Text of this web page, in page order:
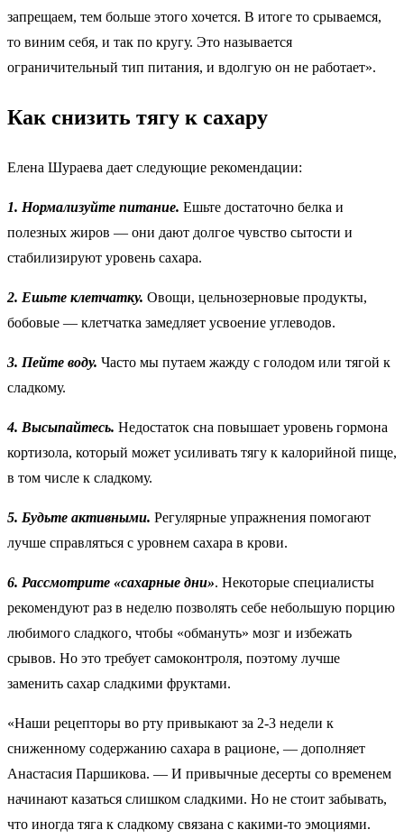
запрещаем, тем больше этого хочется. В итоге то срываемся,
то виним себя, и так по кругу. Это называется
ограничительный тип питания, и вдолгую он не работает».
Как снизить тягу к сахару
Елена Шураева дает следующие рекомендации:
1. Нормализуйте питание. Ешьте достаточно белка и
полезных жиров — они дают долгое чувство сытости и
стабилизируют уровень сахара.
2. Ешьте клетчатку. Овощи, цельнозерновые продукты,
бобовые — клетчатка замедляет усвоение углеводов.
3. Пейте воду. Часто мы путаем жажду с голодом или тягой к
сладкому.
4. Высыпайтесь. Недостаток сна повышает уровень гормона
кортизола, который может усиливать тягу к калорийной пище,
в том числе к сладкому.
5. Будьте активными. Регулярные упражнения помогают
лучше справляться с уровнем сахара в крови.
6. Рассмотрите «сахарные дни». Некоторые специалисты
рекомендуют раз в неделю позволять себе небольшую порцию
любимого сладкого, чтобы «обмануть» мозг и избежать
срывов. Но это требует самоконтроля, поэтому лучше
заменить сахар сладкими фруктами.
«Наши рецепторы во рту привыкают за 2-3 недели к
сниженному содержанию сахара в рационе, — дополняет
Анастасия Паршикова. — И привычные десерты со временем
начинают казаться слишком сладкими. Но не стоит забывать,
что иногда тяга к сладкому связана с какими-то эмоциями.